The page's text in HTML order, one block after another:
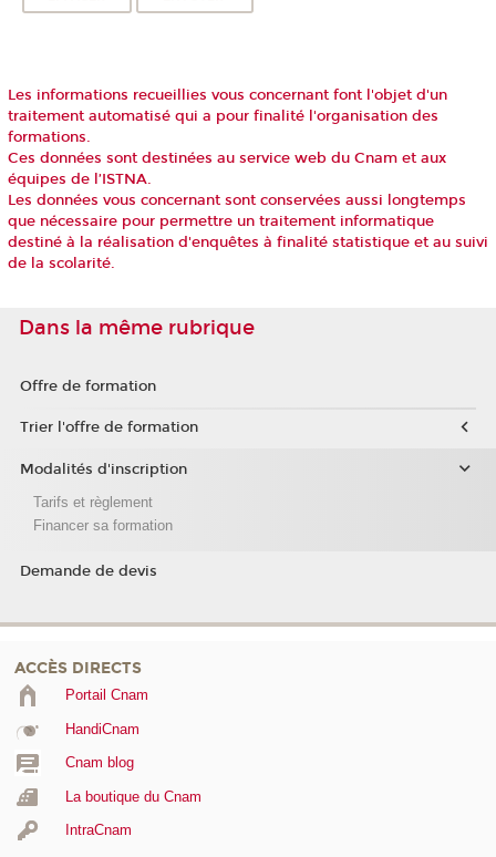
Les informations recueillies vous concernant font l'objet d'un
traitement automatisé qui a pour finalité l'organisation des
formations.
Ces données sont destinées au service web du Cnam et aux
équipes de l’ISTNA.
Les données vous concernant sont conservées aussi longtemps
que nécessaire pour permettre un traitement informatique
destiné à la réalisation d'enquêtes à finalité statistique et au suivi
de la scolarité.
Dans la même rubrique
Offre de formation
Trier l'offre de formation
Modalités d'inscription
Tarifs et règlement
Financer sa formation
Demande de devis
ACCÈS DIRECTS
Portail Cnam
HandiCnam
Cnam blog
La boutique du Cnam
IntraCnam